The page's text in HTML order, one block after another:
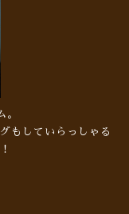
。
もしていらっしゃる